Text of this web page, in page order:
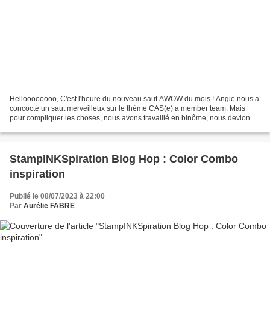
Helloooooooo, C'est l'heure du nouveau saut AWOW du mois ! Angie nous a
concocté un saut merveilleux sur le thème CAS(e) a member team. Mais
pour compliquer les choses, nous avons travaillé en binôme, nous devions
StampINKSpiration Blog Hop : Color Combo
inspiration
Publié le 08/07/2023 à 22:00
Par Aurélie FABRE